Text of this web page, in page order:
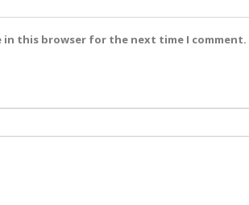
in this browser for the next time I comment.